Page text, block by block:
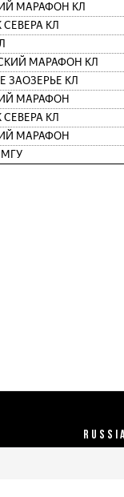
МАРАФОН КЛ
КЛ
МАРАФОН КЛ
ЗАОЗЕРЬЕ КЛ
МАРАФОН
КЛ
МАРАФОН